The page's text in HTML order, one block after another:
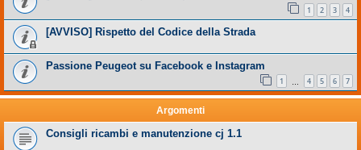
1 2 3 4
[AVVISO] Rispetto del Codice della Strada
Passione Peugeot su Facebook e Instagram
1 4 5 6 7
Argomenti
Consigli ricambi e manutenzione cj 1.1